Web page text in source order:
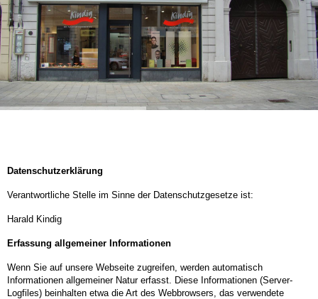
Datenschutzerklärung
Verantwortliche Stelle im Sinne der Datenschutzgesetze ist:
Harald Kindig
Erfassung allgemeiner Informationen
Wenn Sie auf unsere Webseite zugreifen, werden automatisch
Informationen allgemeiner Natur erfasst. Diese Informationen (Server-
Logfiles) beinhalten etwa die Art des Webbrowsers, das verwendete